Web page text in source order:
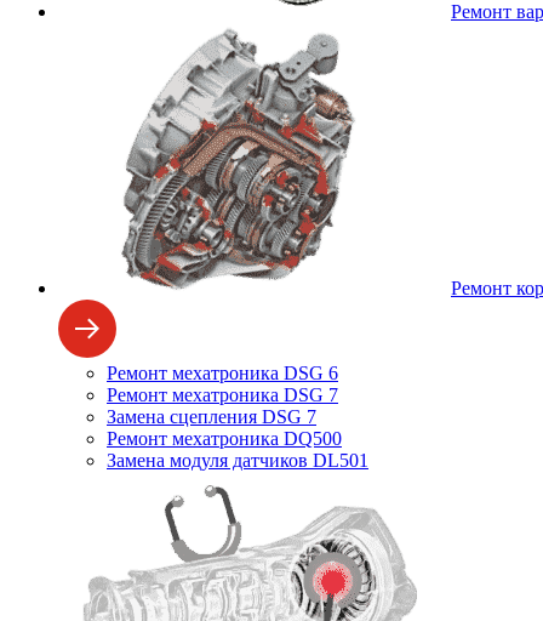
Ремонт
Ремонт
Ремонт мехатроника DSG 6
Ремонт мехатроника DSG 7
Замена сцепления DSG 7
Ремонт мехатроника DQ500
Замена модуля датчиков DL501